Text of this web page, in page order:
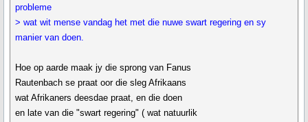
probleme
> wat wit mense vandag het met die nuwe swart regering en sy
manier van doen.
Hoe op aarde maak jy die sprong van Fanus
Rautenbach se praat oor die sleg Afrikaans
wat Afrikaners deesdae praat, en die doen
en late van die "swart regering" ( wat natuurlik